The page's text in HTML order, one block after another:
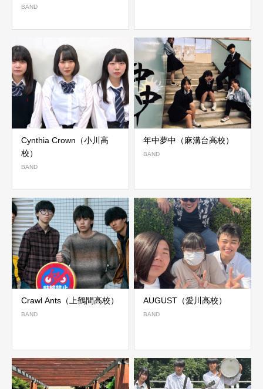
BAND
Cynthia Crown（小川高
校）
BAND
年中夢中（麻溝台高校）
BAND
Crawl Ants（上鶴間高校）
BAND
AUGUST（愛川高校）
BAND